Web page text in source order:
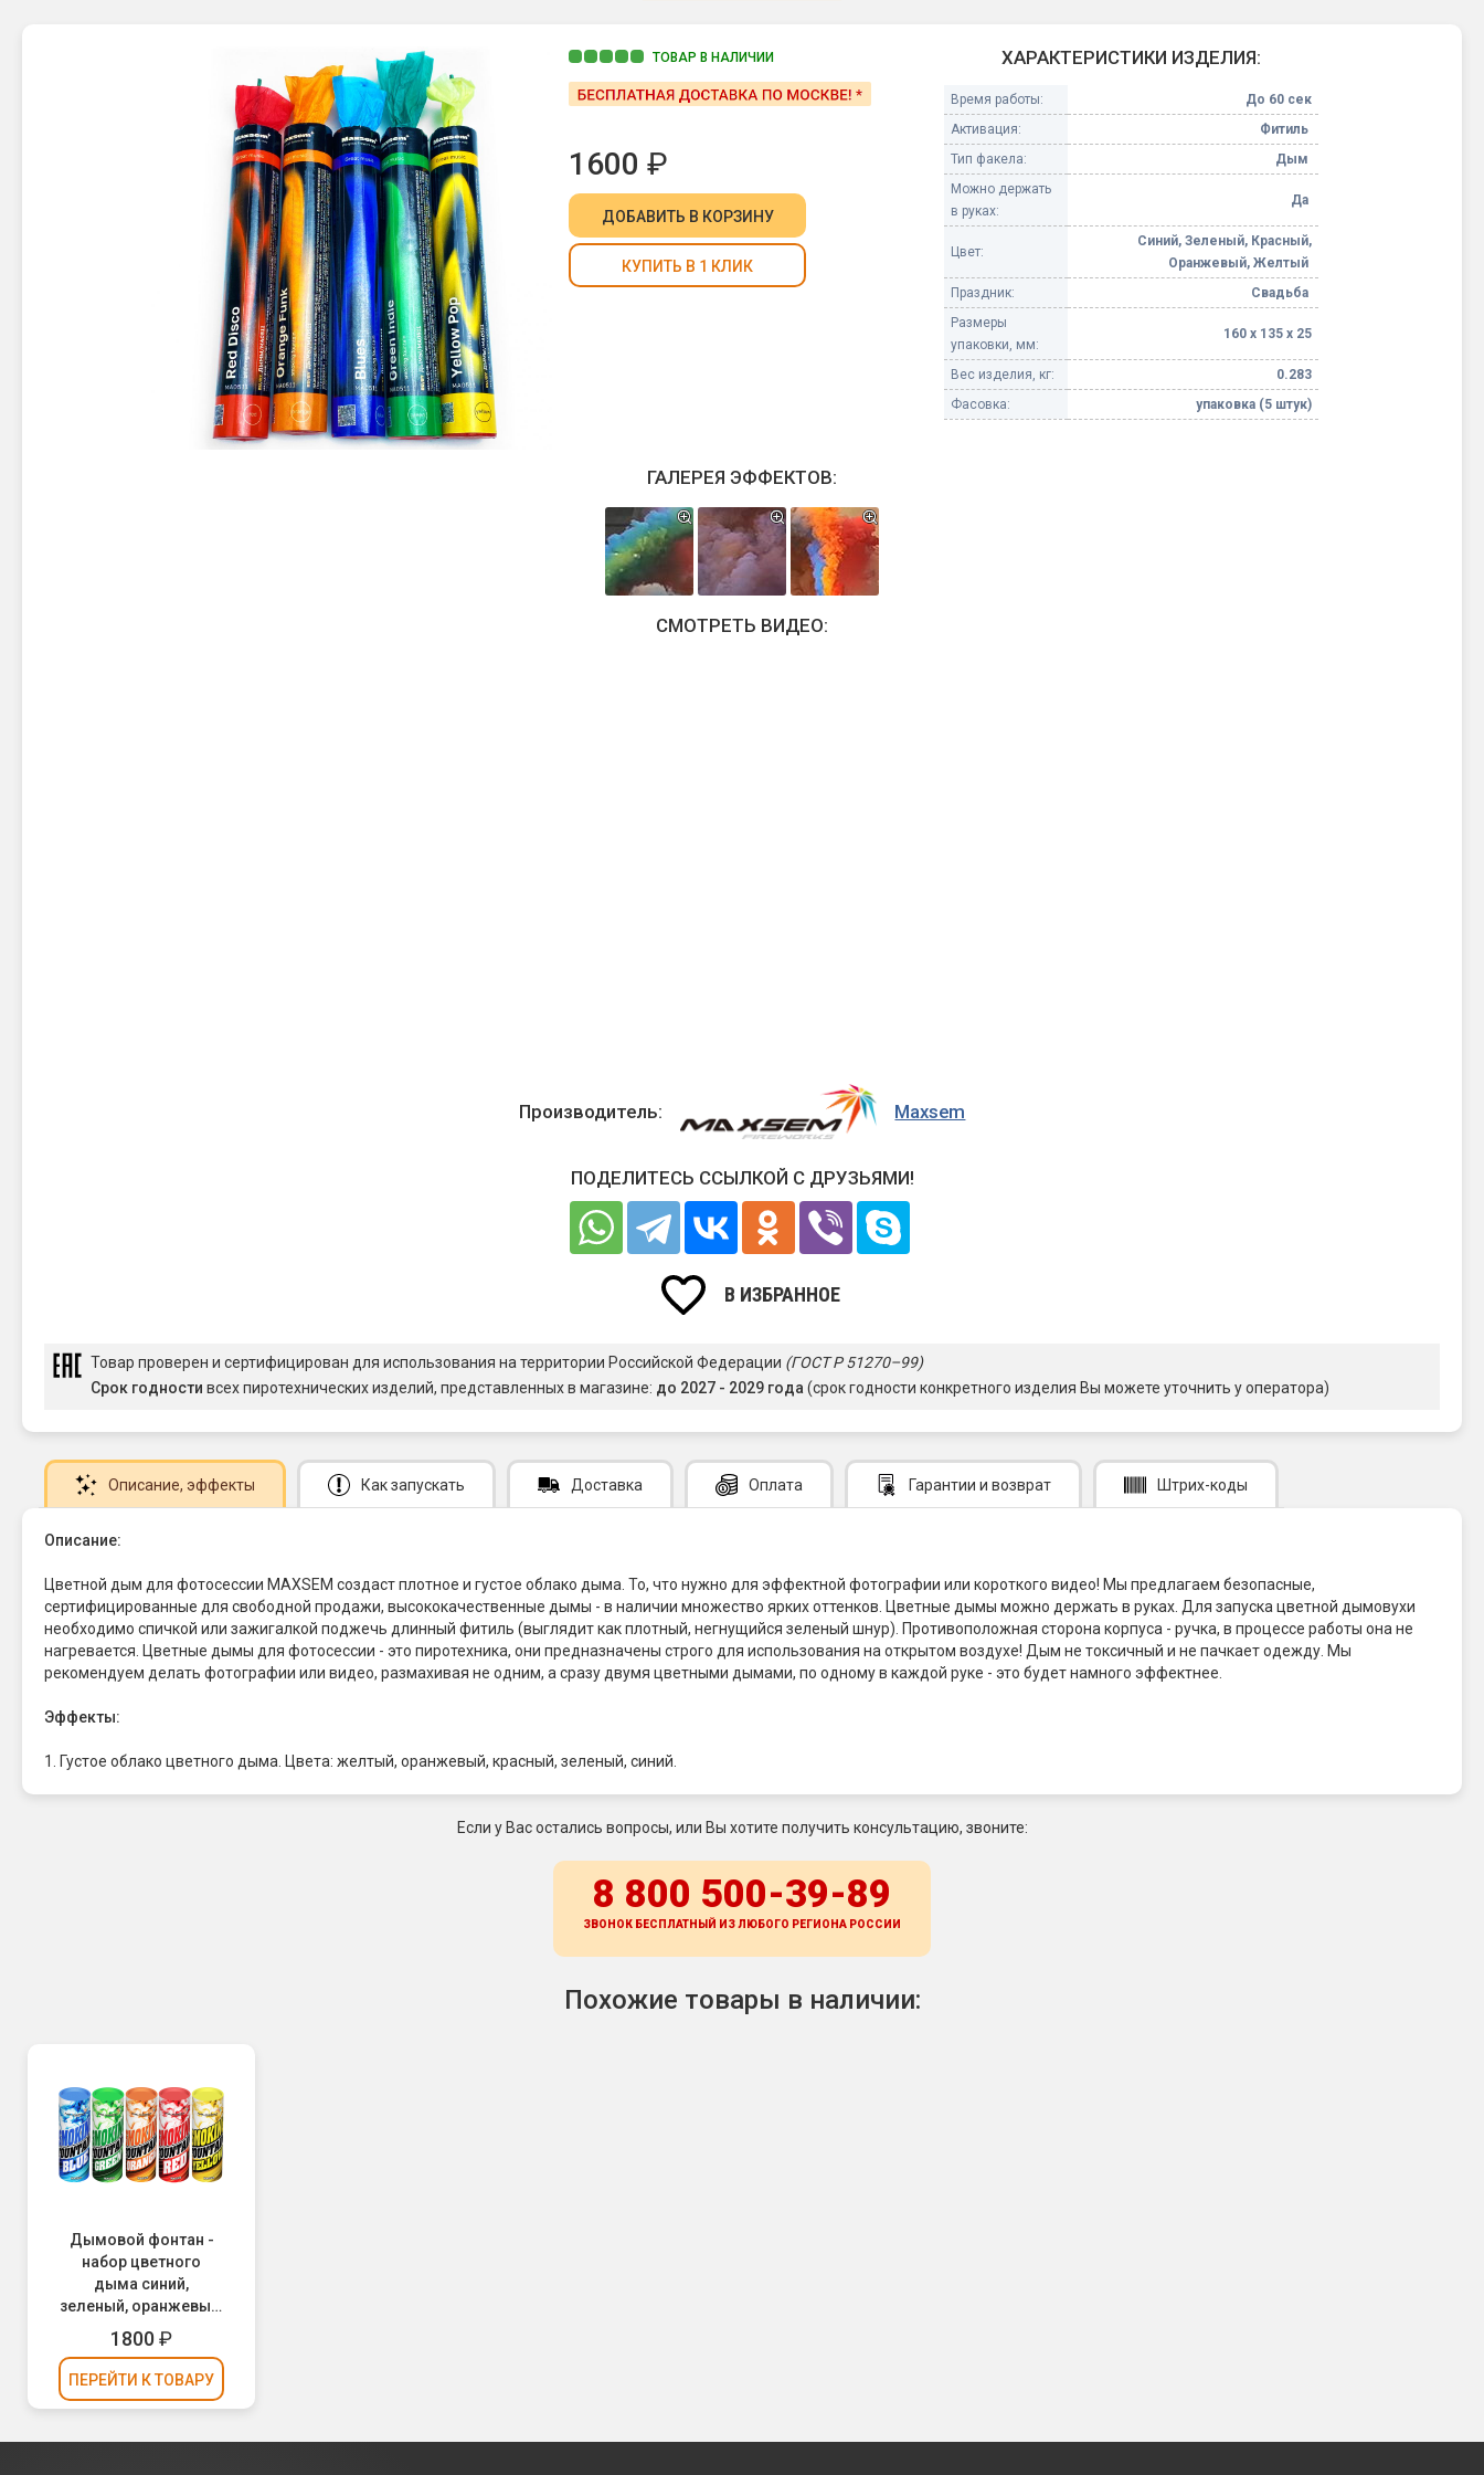
Фейерверки на свадьбу
Маленькие фейерверки
Средние фейерверки
Большие фейерверки
Терочные
Фитильные
Лимонки, гранаты
Корсары
Летающие и наземные
Бабочки, пчелы
Жуки
Циркоблицы
Цветной дым и огонь
Факелы цветного огня
Цветной дым
Бенгальские огни
Бенгальские огни малые
Бенгальские огни большие
Фонтаны пиротехнические
Фонтаны сценические (холодные)
Фестивальные шары
Небесные фонарики
Оборудование для
спецэффектов
Елочные гирлянды
Фейерверк-шоу
ТОВАР В НАЛИЧИИ
1600 ₽
ДОБАВИТЬ В КОРЗИНУ
КУПИТЬ В 1 КЛИК
ХАРАКТЕРИСТИКИ ИЗДЕЛИЯ:
Время работы:
До 60 сек
Активация:
Фитиль
Тип факела:
Дым
Можно держать
в руках:
Да
Цвет:
Синий, Зеленый, Красный,
Оранжевый, Желтый
Праздник:
Свадьба
Размеры
упаковки, мм:
160 х 135 х 25
Вес изделия, кг:
0.283
Фасовка:
упаковка (5 штук)
ГАЛЕРЕЯ ЭФФЕКТОВ:
СМОТРЕТЬ ВИДЕО:
Производитель: Maxsem
ПОДЕЛИТЕСЬ ССЫЛКОЙ С ДРУЗЬЯМИ!
В ИЗБРАННОЕ
Товар проверен и сертифицирован для использования на территории Российской Федерации (ГОСТ Р 51270–99)
Срок годности всех пиротехнических изделий, представленных в магазине: до 2027 - 2029 года (срок годности конкретного изделия Вы можете уточнить у оператора)
Описание, эффекты Как запускать Доставка Оплата Гарантии и возврат Штрих-коды
Описание:
Цветной дым для фотосессии MAXSEM создаст плотное и густое облако дыма. То, что нужно для эффектной фотографии или короткого видео! Мы предлагаем безопасные,
сертифицированные для свободной продажи, высококачественные дымы - в наличии множество ярких оттенков. Цветные дымы можно держать в руках. Для запуска цветной дымовухи
необходимо спичкой или зажигалкой поджечь длинный фитиль (выглядит как плотный, негнущийся зеленый шнур). Противоположная сторона корпуса - ручка, в процессе работы она не
нагревается. Цветные дымы для фотосессии - это пиротехника, они предназначены строго для использования на открытом воздухе! Дым не токсичный и не пачкает одежду. Мы
рекомендуем делать фотографии или видео, размахивая не одним, а сразу двумя цветными дымами, по одному в каждой руке - это будет намного эффектнее.
Эффекты:
1. Густое облако цветного дыма. Цвета: желтый, оранжевый, красный, зеленый, синий.
Если у Вас остались вопросы, или Вы хотите получить консультацию, звоните:
8 800 500-39-89
ЗВОНОК БЕСПЛАТНЫЙ ИЗ ЛЮБОГО РЕГИОНА РОССИИ
Похожие товары в наличии:
Дымовой фонтан -
набор цветного
дыма синий,
зеленый, оранжевый,
красный, желтый
MA0509//MIX
(Maxsem)
1800₽
ПЕРЕЙТИ К ТОВАРУ